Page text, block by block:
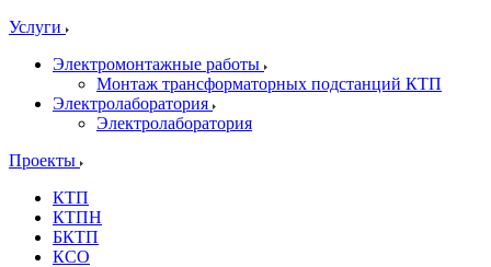
Услуги
Электромонтажные работы
Монтаж трансформаторных подстанций КТП
Электролаборатория
Электролаборатория
Проекты
КТП
КТПН
БКТП
КСО